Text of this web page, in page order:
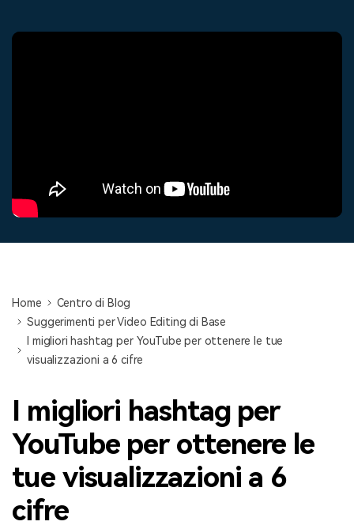
Siamo qui per aiutarti
Scopri come i nostri clienti
Home
Centro di Blog
Suggerimenti per Video Editing di Base
I migliori hashtag per YouTube per ottenere le tue
visualizzazioni a 6 cifre
I migliori hashtag per
YouTube per ottenere le
tue visualizzazioni a 6
cifre